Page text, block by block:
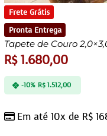
Frete Grátis
Pronta Entrega
Tapete de Couro
R$1.680,00
Em até 10x de R$
-10% R$1.512,00